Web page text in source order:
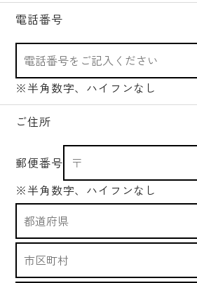
電話番号
※半角数字、ハイフンなし
ご住所
郵便番号
※半角数字、ハイフンなし